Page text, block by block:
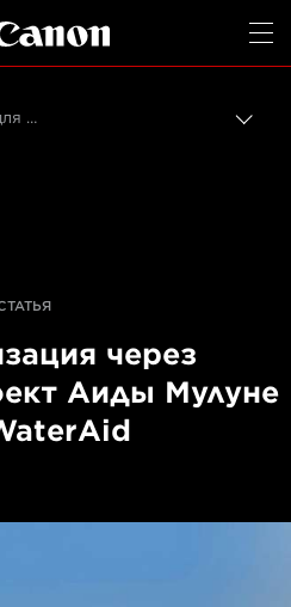
Canon Logo, back
Аида Мулуне и проект для WaterAid
через
Аиды Мулуне